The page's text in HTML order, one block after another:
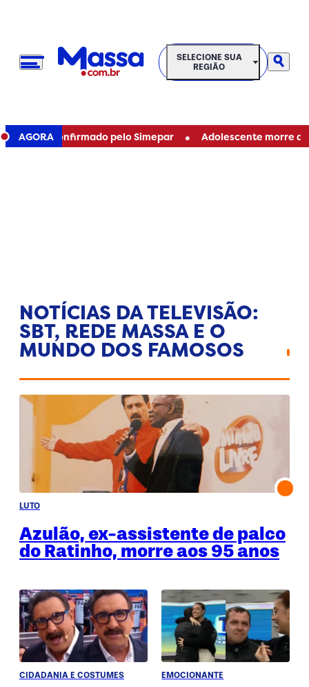
SELECIONE SUA REGIÃO
SELECIONE SUA
REGIÃO
AGORA
e é confirmado pelo Simepar • Adolescente morre após
NOTÍCIAS DA TELEVISÃO:
SBT, REDE MASSA E O
MUNDO DOS FAMOSOS
LUTO
Azulão, ex-assistente de palco
do Ratinho, morre aos 95 anos
CIDADANIA E COSTUMES EMOCIONANTE